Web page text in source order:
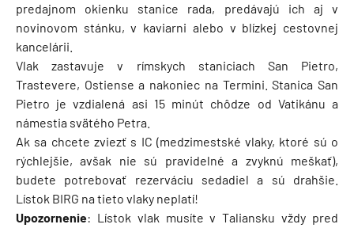
predajnom okienku stanice rada, predávajú ich aj v
novinovom stánku, v kaviarni alebo v blízkej cestovnej
kancelárii.
Vlak zastavuje v rímskych staniciach San Pietro,
Trastevere, Ostiense a nakoniec na Termini. Stanica San
Pietro je vzdialená asi 15 minút chôdze od Vatikánu a
námestia svätého Petra.
Ak sa chcete zviezť s IC (medzimestské vlaky, ktoré sú o
rýchlejšie, avšak nie sú pravidelné a zvyknú meškať),
budete potrebovať rezerváciu sedadiel a sú drahšie.
Lístok BIRG na tieto vlaky neplatí!
Upozornenie: Lístok vlak musíte v Taliansku vždy pred